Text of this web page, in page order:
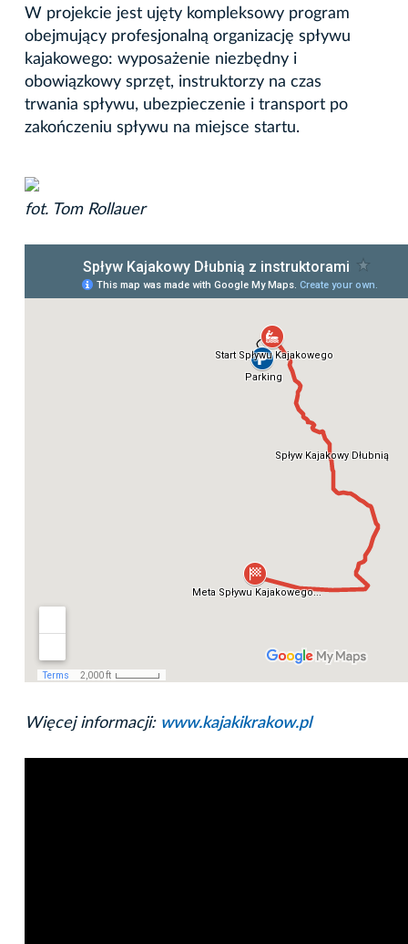
W projekcie jest ujęty kompleksowy program
obejmujący profesjonalną organizację spływu
kajakowego: wyposażenie niezbędny i
obowiązkowy sprzęt, instruktorzy na czas
trwania spływu, ubezpieczenie i transport po
zakończeniu spływu na miejsce startu.
fot. Tom Rollauer
Więcej informacji: www.kajakikrakow.pl